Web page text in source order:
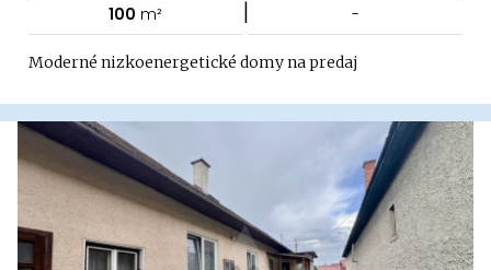
100 m² | -
Moderné nizkoenergetické domy na predaj